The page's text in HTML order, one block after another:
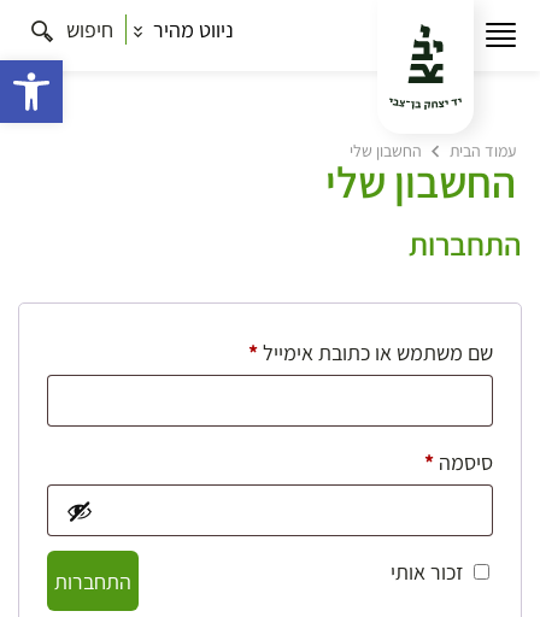
ניווט מהיר חיפוש
עמוד הבית החשבון שלי
החשבון שלי
התחברות
שם משתמש או כתובת אימייל*חובה
סיסמה *חובה
זכור אותי
התחברות